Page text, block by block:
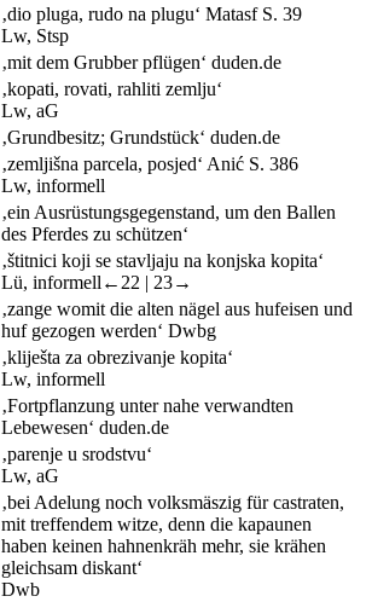
‚dio pluga, rudo na plugu‘ MatasfS. 39
Lw, Stsp
‚mit dem Grubber pflügen‘ duden.de
‚kopati, rovati, rahliti zemlju‘
Lw, aG
‚Grundbesitz; Grundstück‘ duden.de
‚zemljišna parcela, posjed‘ Anić S. 386
Lw, informell
‚ein Ausrüstungsgegenstand, um den Ballen
des Pferdes zu schützen‘
‚štitnici koji se stavljaju na konjska kopita‘
Lü, informell ←22 | 23→
‚zange womit die alten nägel aus hufeisen und
huf gezogen werden‘ Dwbg
‚kliješta za obrezivanje kopita‘
Lw, informell
‚Fortpflanzung unter nahe verwandten
Lebewesen‘ duden.de
‚parenje u srodstvu‘
Lw, aG
‚bei Adelung noch volksmäszig für castraten,
mit treffendem witze, denn die kapaunen
haben keinen hahnenkräh mehr, sie krähen
gleichsam diskant‘
Dwb